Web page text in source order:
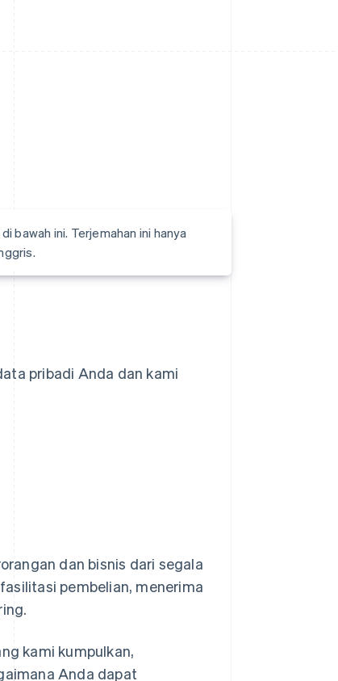
bawah ini. Terjemahan ini hanya
pribadi Anda dan kami
dan bisnis dari segala
pembelian, menerima
kami kumpulkan,
Anda dapat